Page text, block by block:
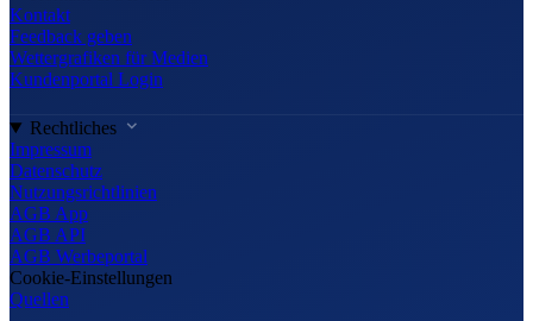
Kontakt
Feedback geben
Wettergrafiken für Medien
Kundenportal Login
Rechtliches
Impressum
Datenschutz
Nutzungsrichtlinien
AGB App
AGB API
AGB Werbeportal
Cookie-Einstellungen
Quellen